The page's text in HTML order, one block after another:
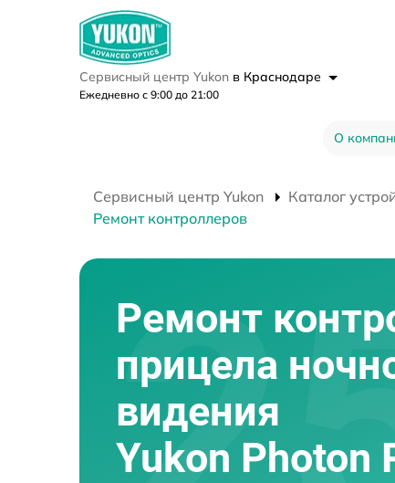
Сервисный центр Yukon в Краснодаре
Ежедневно с 9:00 до 21:00
О
Сервисный центр Yukon Каталог
Ремонт контроллеров
Ремонт
прицела
видения
Yukon Photon